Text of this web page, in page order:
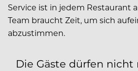
Service ist in jedem Restaurant
Team braucht Zeit, um sich
abzustimmen.
Die Gäste dürfen nicht